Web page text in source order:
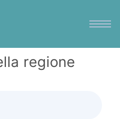
regione